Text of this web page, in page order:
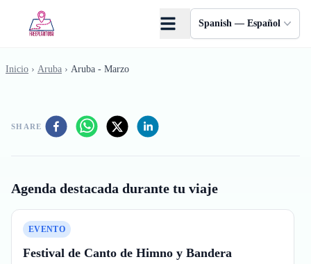
Spanish — Español
Inicio › Aruba › Aruba - Marzo
SHARE
Agenda destacada durante tu viaje
EVENTO
Festival de Canto de Himno y Bandera